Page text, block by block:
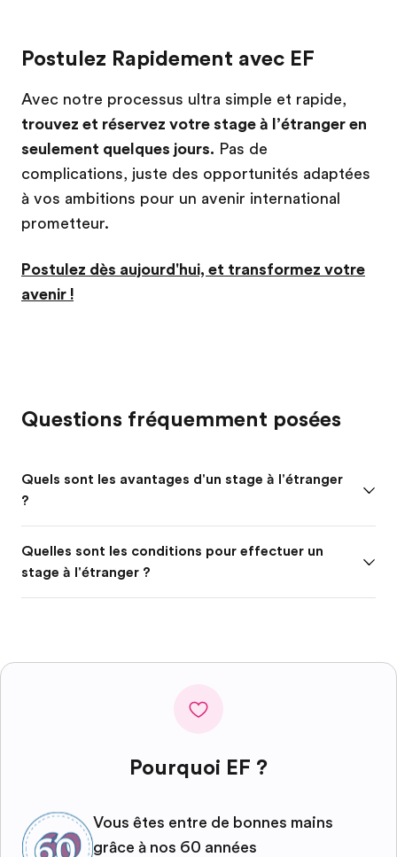
Postulez Rapidement avec EF
Avec notre processus ultra simple et rapide,
trouvez et réservez votre stage à l’étranger en
seulement quelques jours. Pas de
complications, juste des opportunités adaptées
à vos ambitions pour un avenir international
prometteur.
Postulez dès aujourd'hui, et transformez votre
avenir !
Questions fréquemment posées
Quels sont les avantages d'un stage à l'étranger
?
Quelles sont les conditions pour effectuer un
stage à l'étranger ?
Pourquoi EF ?
Vous êtes entre de bonnes mains
grâce à nos 60 années